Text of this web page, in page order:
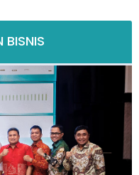
BISNIS